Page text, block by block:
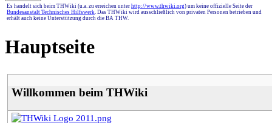
Es handelt sich beim THWiki (u.a. zu erreichen unter http://www.thwiki.org) um keine offizielle Seite der
Bundesanstalt Technisches Hilfswerk. Das THWiki wird ausschließlich von privaten Personen betrieben und
erhält auch keine Unterstützung durch die BA THW.
Hauptseite
Willkommen beim THWiki